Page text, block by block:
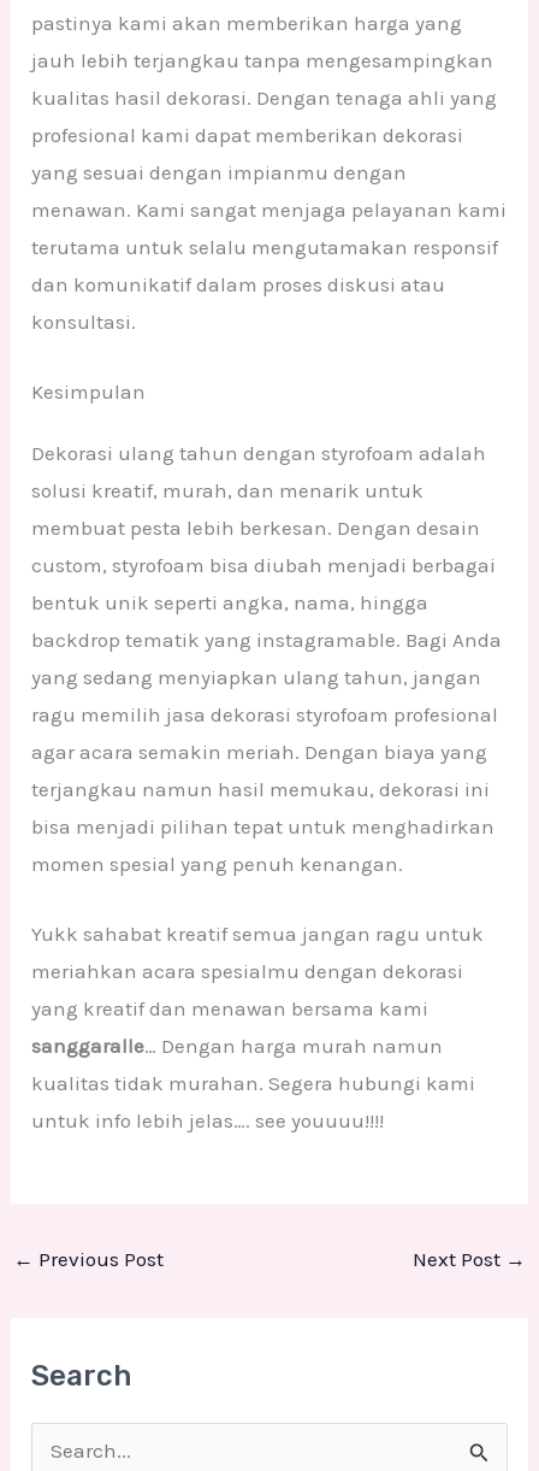
pastinya kami akan memberikan harga yang
jauh lebih terjangkau tanpa mengesampingkan
kualitas hasil dekorasi. Dengan tenaga ahli yang
profesional kami dapat memberikan dekorasi
yang sesuai dengan impianmu dengan
menawan. Kami sangat menjaga pelayanan kami
terutama untuk selalu mengutamakan responsif
dan komunikatif dalam proses diskusi atau
konsultasi.
Kesimpulan
Dekorasi ulang tahun dengan styrofoam adalah
solusi kreatif, murah, dan menarik untuk
membuat pesta lebih berkesan. Dengan desain
custom, styrofoam bisa diubah menjadi berbagai
bentuk unik seperti angka, nama, hingga
backdrop tematik yang instagramable. Bagi Anda
yang sedang menyiapkan ulang tahun, jangan
ragu memilih jasa dekorasi styrofoam profesional
agar acara semakin meriah. Dengan biaya yang
terjangkau namun hasil memukau, dekorasi ini
bisa menjadi pilihan tepat untuk menghadirkan
momen spesial yang penuh kenangan.
Yukk sahabat kreatif semua jangan ragu untuk
meriahkan acara spesialmu dengan dekorasi
yang kreatif dan menawan bersama kami
sanggaralle… Dengan harga murah namun
kualitas tidak murahan. Segera hubungi kami
untuk info lebih jelas…. see youuuu!!!!
← Previous Post Next Post →
Search